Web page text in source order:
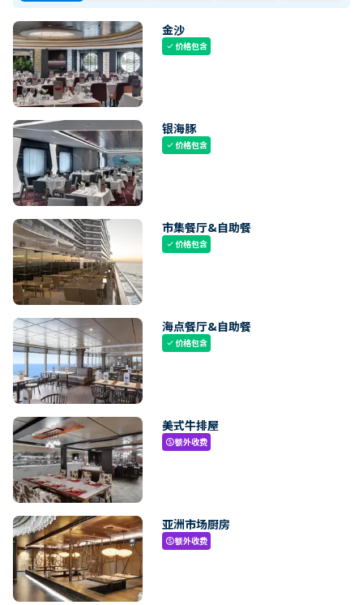
金沙
check价格包含
银海豚
check价格包含
市集餐厅&自助餐
check价格包含
海点餐厅&自助餐
check价格包含
美式牛排屋
paid额外收费
亚洲市场厨房
paid额外收费